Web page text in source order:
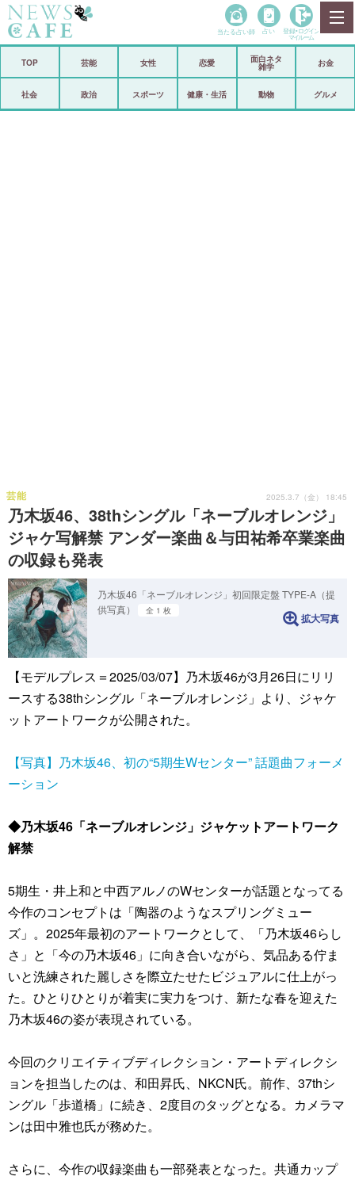
政治
当たる占い師 占い 登録• ログイン
マイルーム
TOP 芸能 女性 恋愛
面白ネタ
雑学
お金
社会 政治 スポーツ 健康・生活 動物 グルメ
乃木坂46、38thシングル「ネーブルオレンジ」
ジャケ写解禁 アンダー楽曲＆与田祐希卒業楽曲
の収録も発表
芸能 2025.3.7（金） 18:45
乃木坂46「ネーブルオレンジ」初回限定盤 TYPE-A（提
供写真）
全 1 枚
拡大写真
【モデルプレス＝2025/03/07】乃木坂46が3月26日にリリ
ースする38thシングル「ネーブルオレンジ」より、ジャケ
ットアートワークが公開された。
【写真】乃木坂46、初の“5期生Wセンター” 話題曲フォーメ
ーション
◆乃木坂46「ネーブルオレンジ」ジャケットアートワーク
解禁
5期生・井上和と中西アルノのWセンターが話題となってる
今作のコンセプトは「陶器のようなスプリングミュー
ズ」。2025年最初のアートワークとして、「乃木坂46らし
さ」と「今の乃木坂46」に向き合いながら、気品ある佇ま
いと洗練された麗しさを際立たせたビジュアルに仕上がっ
た。ひとりひとりが着実に実力をつけ、新たな春を迎えた
乃木坂46の姿が表現されている。
今回のクリエイティブディレクション・アートディレクシ
ョンを担当したのは、和田昇氏、NKCN氏。前作、37thシ
ングル「歩道橋」に続き、2度目のタッグとなる。カメラマ
ンは田中雅也氏が務めた。
さらに、今作の収録楽曲も一部発表となった。共通カップ